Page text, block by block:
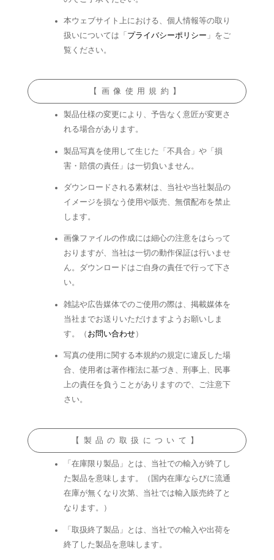
本ウェブサイト上における、個人情報等の取り
扱いについては「 プライバシーポリシー 」をご
覧ください。
【画像使用規約】
製品仕様の変更により、予告なく意匠が変更さ
れる場合があります。
製品写真を使用して生じた「不具合」や「損
害・賠償の責任」は一切負いません。
ダウンロードされる素材は、当社や当社製品の
イメージを損なう使用や販売、無償配布を禁止
します。
画像ファイルの作成には細心の注意をはらって
おりますが、当社は一切の動作保証は行いませ
ん。ダウンロードはご自身の責任で行って下さ
い。
雑誌や広告媒体でのご使用の際は、掲載媒体を
当社までお送りいただけますようお願いしま
す。（ お問い合わせ）
写真の使用に関する本規約の規定に違反した場
合、使用者は著作権法に基づき、刑事上、民事
上の責任を負うことがありますので、ご注意下
さい。
【製品の取扱について】
「在庫限り製品」とは、当社での輸入が終了し
た製品を意味します。（国内在庫ならびに流通
在庫が無くなり次第、当社では輸入販売終了と
なります。）
「取扱終了製品」とは、当社での輸入や出荷を
終了した製品を意味します。